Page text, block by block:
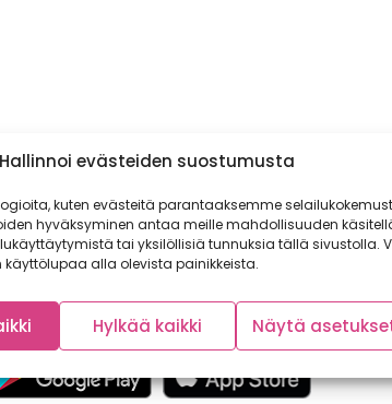
Hallinnoi evästeiden suostumusta
kuten evästeitä parantaaksemme
hyväksyminen antaa meille mahdollisuuden
tai yksilöllisiä tunnuksia tällä sivustolla.
alla olevista painikkeista.
Hylkää kaikki Näytä